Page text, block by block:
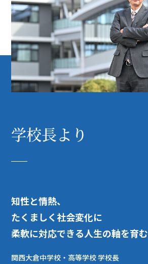
学校長より
知性と情熱、
たくましく社会変化に
柔軟に対応できる人生の軸を育む
関西大倉中学校・高等学校 学校長